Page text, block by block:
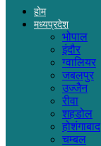
होम
मध्यप्रदेश
भोपाल
इंदौर
ग्वालियर
जबलपुर
उज्जैन
रीवा
शहडोल
होशंगाबाद
चम्बल